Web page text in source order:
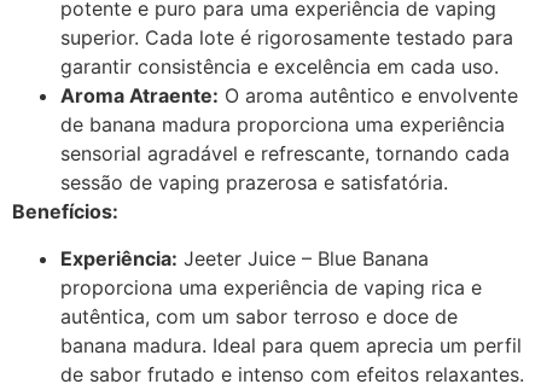
potente e puro para uma experiência de vaping
superior. Cada lote é rigorosamente testado para
garantir consistência e excelência em cada uso.
Aroma Atraente: O aroma autêntico e envolvente
de banana madura proporciona uma experiência
sensorial agradável e refrescante, tornando cada
sessão de vaping prazerosa e satisfatória.
Benefícios:
Experiência: Jeeter Juice – Blue Banana
proporciona uma experiência de vaping rica e
autêntica, com um sabor terroso e doce de
banana madura. Ideal para quem aprecia um perfil
de sabor frutado e intenso com efeitos relaxantes.